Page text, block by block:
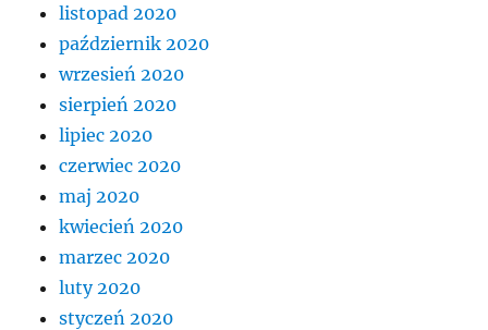
listopad 2020
październik 2020
wrzesień 2020
sierpień 2020
lipiec 2020
czerwiec 2020
maj 2020
kwiecień 2020
marzec 2020
luty 2020
styczeń 2020